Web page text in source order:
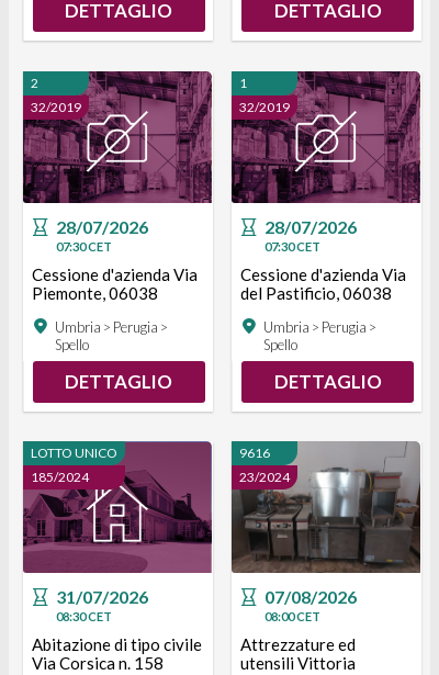
DETTAGLIO DETTAGLIO
2
32/2019
28/07/2026
07:30CET
Cessione d'azienda Via
Piemonte, 06038
Umbria > Perugia >
Spello
DETTAGLIO
1
32/2019
28/07/2026
07:30CET
Cessione d'azienda Via
del Pastificio, 06038
Umbria > Perugia >
Spello
DETTAGLIO
LOTTO UNICO
185/2024
31/07/2026
08:30CET
Abitazione di tipo civile
Via Corsica n. 158
9616
23/2024
07/08/2026
08:00CET
Attrezzature ed
utensili Vittoria